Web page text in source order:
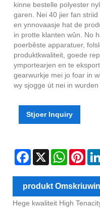
kinne bestelle polyester
garen. Nei 40 jier fan
en ynnovaasje hat de
in protte klanten wûn. No
poerbêste apparatuer,
produktkwaliteit, goede
ymportearjen en te
gearwurkje mei jo foar in
wy sjogge út nei in
Stjoer Inquiry
Facebook
X WhatsApp
produkt
Hege kwaliteit High